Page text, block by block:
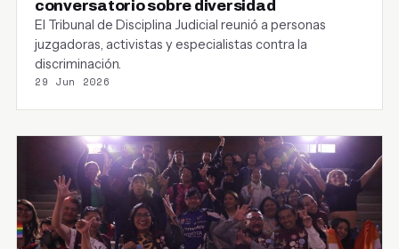
conversatorio sobre diversidad
El Tribunal de Disciplina Judicial reunió a personas
juzgadoras, activistas y especialistas contra la
discriminación.
29 Jun 2026